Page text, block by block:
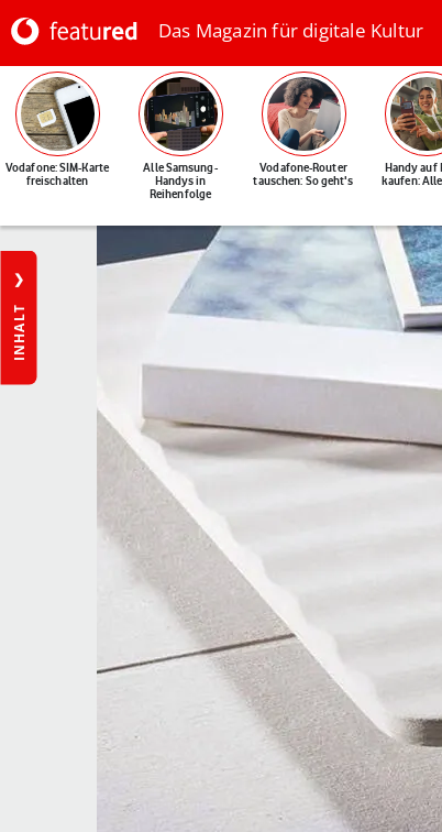
Das Magazin für digitale Kultur
Vodafone: SIM-Karte
freischalten
Alle Samsung-
Handys in
Reihenfolge
Vodafone-Router
tauschen: So geht's
Handy auf
kaufen:
INHALT